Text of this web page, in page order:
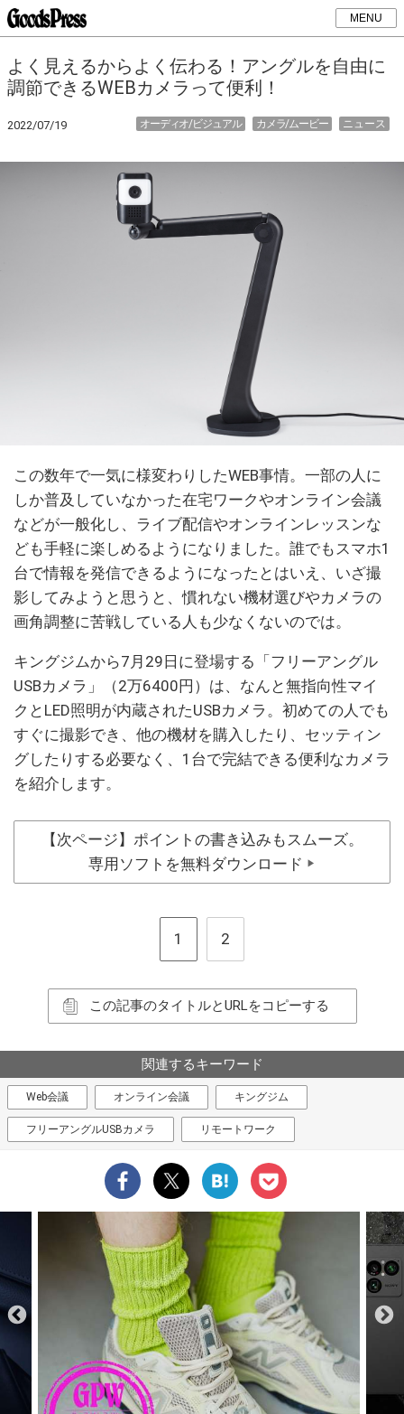
MENU
よく見えるからよく伝わる！アングルを自由に
調節できるWEBカメラって便利！
2022/07/19 ニュース
カメラ/ムービー
オーディオ/ビジュアル
この数年で一気に様変わりしたWEB事情。一部の人に
しか普及していなかった在宅ワークやオンライン会議
などが一般化し、ライブ配信やオンラインレッスンな
ども手軽に楽しめるようになりました。誰でもスマホ1
台で情報を発信できるようになったとはいえ、いざ撮
影してみようと思うと、慣れない機材選びやカメラの
画角調整に苦戦している人も少なくないのでは。
キングジムから7月29日に登場する「フリーアングル
USBカメラ」（2万6400円）は、なんと無指向性マイ
クとLED照明が内蔵されたUSBカメラ。初めての人でも
すぐに撮影でき、他の機材を購入したり、セッティン
グしたりする必要なく、1台で完結できる便利なカメラ
を紹介します。
【次ページ】ポイントの書き込みもスムーズ。
専用ソフトを無料ダウンロード
▶
1 2
この記事のタイトルとURLをコピーする
関連するキーワード
Web会議 オンライン会議 キングジム
フリーアングルUSBカメラ リモートワーク